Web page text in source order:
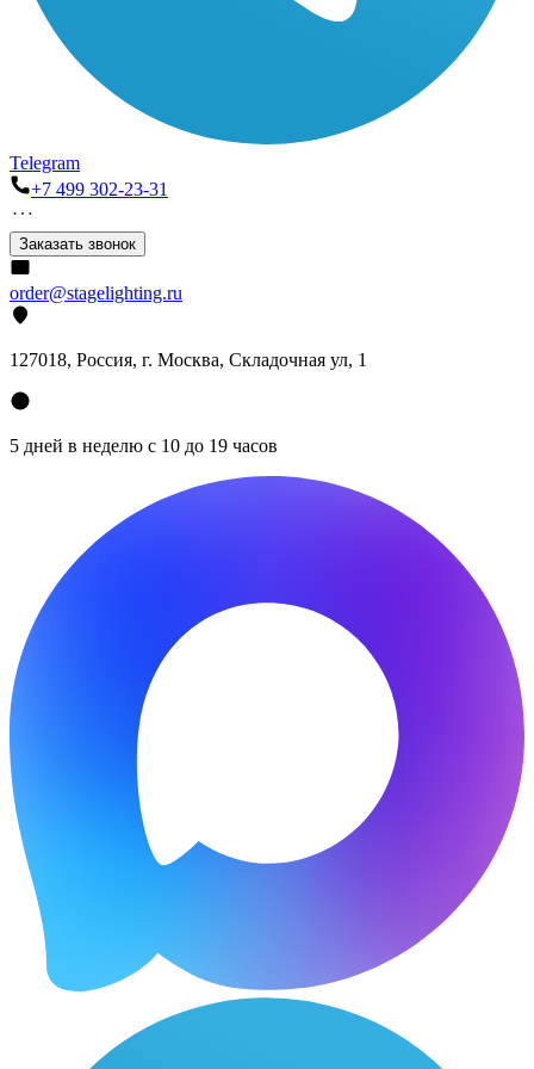
Telegram
+7 499 302-23-31
Заказать звонок
order@stagelighting.ru
127018, Россия, г. Москва, Складочная ул, 1
5 дней в неделю с 10 до 19 часов